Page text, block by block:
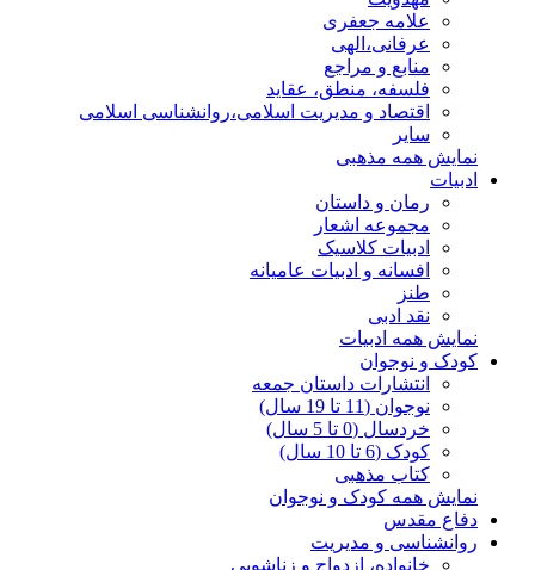
علامه جعفری
عرفانی،الهی
منابع و مراجع
فلسفه، منطق، عقاید
اقتصاد و مدیریت اسلامی،روانشناسی اسلامی
سایر
نمایش همه مذهبی
ادبیات
رمان و داستان
مجموعه اشعار
ادبیات کلاسیک
افسانه و ادبیات عامیانه
طنز
نقد ادبی
نمایش همه ادبیات
کودک و نوجوان
انتشارات داستان جمعه
نوجوان (11 تا 19 سال)
خردسال (0 تا 5 سال)
کودک (6 تا 10 سال)
کتاب مذهبی
نمایش همه کودک و نوجوان
دفاع مقدس
روانشناسی و مدیریت
خانواده، ازدواج و زناشویی